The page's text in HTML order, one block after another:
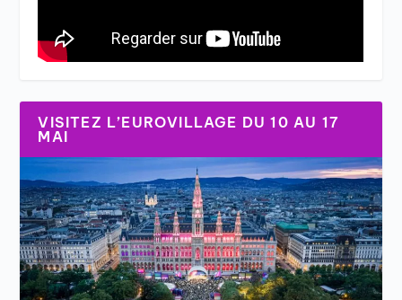
VISITEZ L’EUROVILLAGE DU 10 AU 17
MAI